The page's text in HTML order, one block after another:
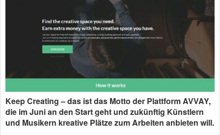
Keep Creating – das ist das Motto der Plattform AVVAY,
die im Juni an den Start geht und zukünftig Künstlern
und Musikern kreative Plätze zum Arbeiten anbieten will.